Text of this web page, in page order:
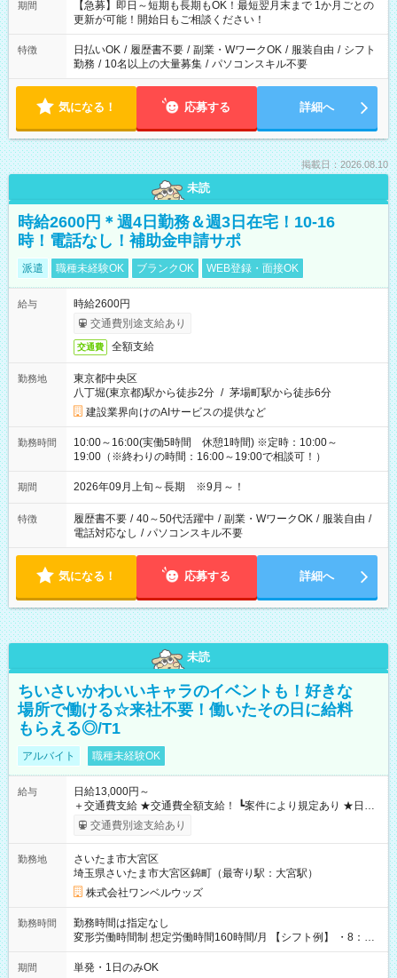
期間
【急募】即日～短期も長期もOK！最短翌月末まで 1か月ごとの
更新が可能！開始日もご相談ください！
特徴 日払いOK / 履歴書不要 / 副業・WワークOK / 服装自由 / シフト
勤務 / 10名以上の大量募集 / パソコンスキル不要
気になる！ 応募する 詳細へ
掲載日：2026.08.10
未読
時給2600円＊週4日勤務＆週3日在宅！10-16
時！電話なし！補助金申請サポ
派遣 職種未経験OK ブランクOK WEB登録・面接OK
給与
時給2600円
交通費別途支給あり
交通費 全額支給
勤務地
東京都中央区
八丁堀(東京都)駅から徒歩2分 / 茅場町駅から徒歩6分
建設業界向けのAIサービスの提供など
勤務時間
10:00～16:00(実働5時間 休憩1時間) ※定時：10:00～
19:00（※終わりの時間：16:00～19:00で相談可！）
期間 2026年09月上旬～長期 ※9月～！
特徴 履歴書不要 / 40～50代活躍中 / 副業・WワークOK / 服装自由 /
電話対応なし / パソコンスキル不要
気になる！ 応募する 詳細へ
未読
ちいさいかわいいキャラのイベントも！好きな
場所で働ける☆来社不要！働いたその日に給料
もらえる◎/T1
アルバイト 職種未経験OK
給与
日給13,000円～
＋交通費支給 ★交通費全額支給！ ┗案件により規定あり ★日払
いOK！（規定あり） ┗働いたその日に現金GET♪ お仕事後はコ
ンビニATMから 日払い分を引き落とせます！ 【試用期間】試
交通費別途支給あり
勤務地
さいたま市大宮区
埼玉県さいたま市大宮区錦町（最寄り駅：大宮駅）
株式会社ワンベルウッズ
勤務時間
勤務時間は指定なし
変形労働時間制 想定労働時間160時間/月 【シフト例】 ・8：00
～21：00
期間 単発・1日のみOK